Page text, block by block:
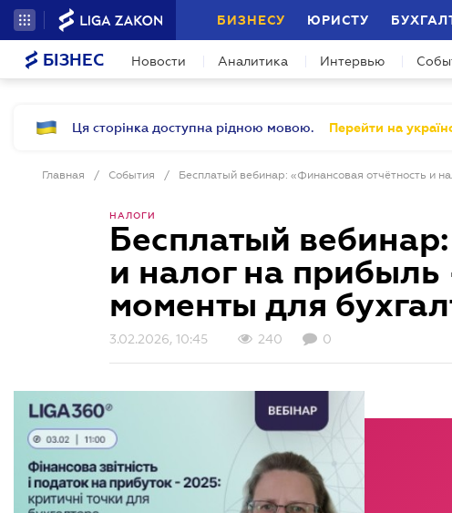
БИЗНЕСУ ЮРИСТУ
БІЗНЕС Новости Аналитика Интервью
Ця сторінка доступна рідною мовою. Перейти на
Главная / События /
НАЛОГИ
Бесплатый
и налог на прибыль
моменты для
3.02.2026, 10:45 240 0